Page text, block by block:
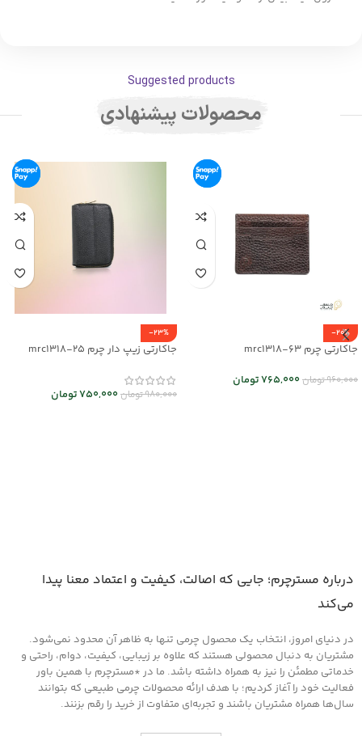
Suggested products
محصولات پیشنهادی
-20%
جاکارتی چرم mrc1318-63
960,000تومان765,000تومان
-23%
جاکارتی زیپ دار چرم mrc1318-25
980,000تومان750,000تومان
درباره مسترچرم؛ جایی که اصالت، کیفیت و اعتماد معنا پیدا
می‌کند
در دنیای امروز، انتخاب یک محصول چرمی تنها به ظاهر آن محدود نمی‌شود.
مشتریان به دنبال محصولی هستند که علاوه بر زیبایی، کیفیت، دوام، راحتی و
خدماتی مطمئن را نیز به همراه داشته باشد. ما در *مسترچرم با همین باور
فعالیت خود را آغاز کردیم؛ با هدف ارائه محصولات چرمی طبیعی که بتوانند
سال‌ها همراه مشتریان باشند و تجربه‌ای متفاوت از خرید را رقم بزنند.